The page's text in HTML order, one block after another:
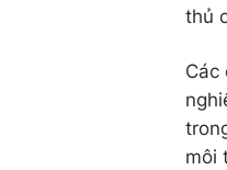
thủ
Các
môi